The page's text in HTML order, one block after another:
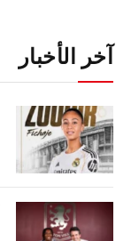
آخر الأخبار